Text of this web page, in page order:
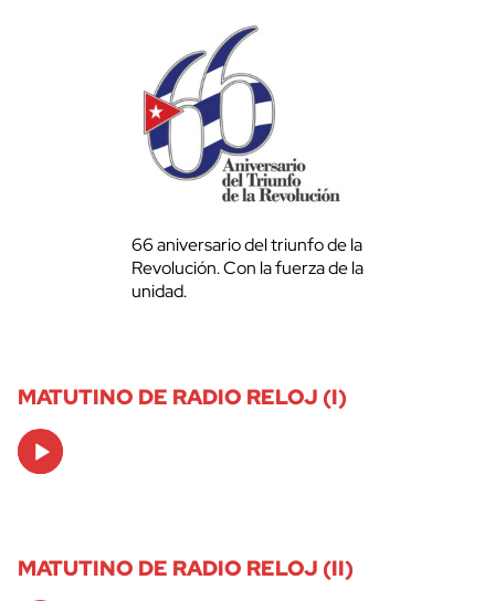
66 aniversario del triunfo de la
Revolución. Con la fuerza de la
unidad.
MATUTINO DE RADIO RELOJ (I)
Audio
Player
MATUTINO DE RADIO RELOJ (II)